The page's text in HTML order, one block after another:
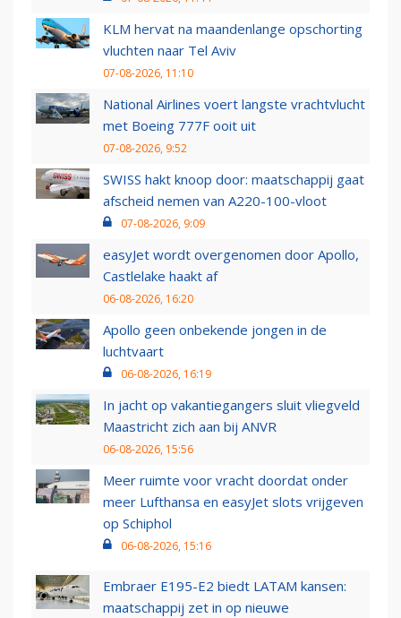
KLM hervat na maandenlange opschorting
vluchten naar Tel Aviv
07-08-2026, 11:10
National Airlines voert langste vrachtvlucht
met Boeing 777F ooit uit
07-08-2026, 9:52
SWISS hakt knoop door: maatschappij gaat
afscheid nemen van A220-100-vloot
07-08-2026, 9:09
easyJet wordt overgenomen door Apollo,
Castlelake haakt af
06-08-2026, 16:20
Apollo geen onbekende jongen in de
luchtvaart
06-08-2026, 16:19
In jacht op vakantiegangers sluit vliegveld
Maastricht zich aan bij ANVR
06-08-2026, 15:56
Meer ruimte voor vracht doordat onder
meer Lufthansa en easyJet slots vrijgeven
op Schiphol
06-08-2026, 15:16
Embraer E195-E2 biedt LATAM kansen:
maatschappij zet in op nieuwe